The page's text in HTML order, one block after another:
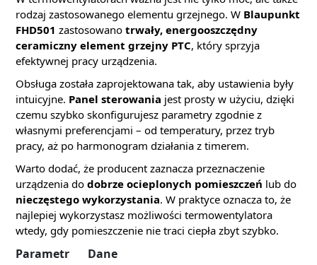
rodzaj zastosowanego elementu grzejnego. W Blaupunkt
FHD501 zastosowano trwały, energooszczędny
ceramiczny element grzejny PTC, który sprzyja
efektywnej pracy urządzenia.
Obsługa została zaprojektowana tak, aby ustawienia były
intuicyjne. Panel sterowania jest prosty w użyciu, dzięki
czemu szybko skonfigurujesz parametry zgodnie z
własnymi preferencjami – od temperatury, przez tryb
pracy, aż po harmonogram działania z timerem.
Warto dodać, że producent zaznacza przeznaczenie
urządzenia do dobrze ocieplonych pomieszczeń lub do
nieczęstego wykorzystania. W praktyce oznacza to, że
najlepiej wykorzystasz możliwości termowentylatora
wtedy, gdy pomieszczenie nie traci ciepła zbyt szybko.
Parametr
Dane